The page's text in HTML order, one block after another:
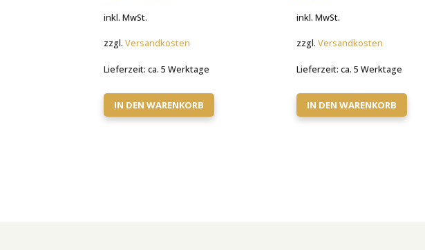
111,00 €39,90 €.
inkl. MwSt.
zzgl.Versandkosten
Lieferzeit:ca. 5 Werktage
IN DEN WARENKORB
inkl. MwSt.
zzgl.Versandkosten
Lieferzeit:ca. 5 Werktage
IN DEN WARENKORB